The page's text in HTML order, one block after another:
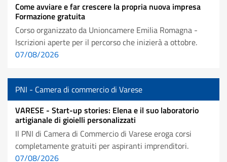
Come avviare e far crescere la propria nuova impresa
Formazione gratuita
Corso organizzato da Unioncamere Emilia Romagna -
Iscrizioni aperte per il percorso che inizierà a ottobre.
07/08/2026
PNI - Camera di commercio di Varese
VARESE - Start-up stories: Elena e il suo laboratorio
artigianale di gioielli personalizzati
Il PNI di Camera di Commercio di Varese eroga corsi
completamente gratuiti per aspiranti imprenditori.
07/08/2026